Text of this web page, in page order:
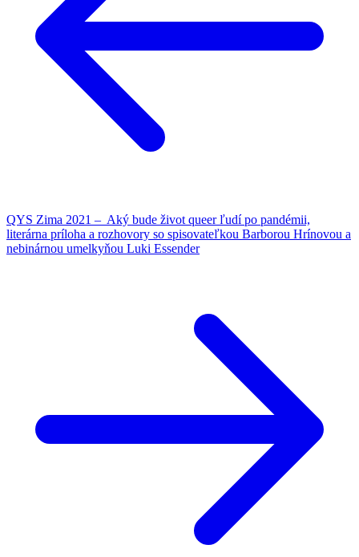
QYS Zima 2021 – Aký bude život queer ľudí po pandémii,
literárna príloha a rozhovory so spisovateľkou Barborou Hrínovou a
nebinárnou umelkyňou Luki Essender